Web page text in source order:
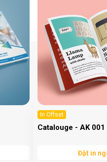
In Offset
Catalouge - AK 001
Đặt in